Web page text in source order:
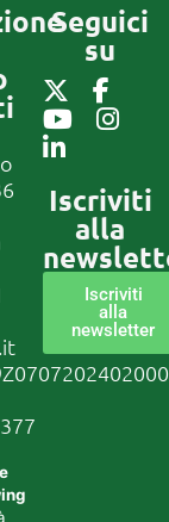
Seguici
su
Iscriviti
alla
Iscriviti
alla
newsletter